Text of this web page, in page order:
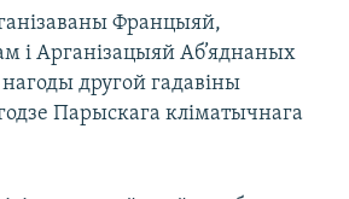
Францыяй,
і Арганізацыяй Аб’яднаных
нагоды другой гадавіны
Парыскага кліматычнага